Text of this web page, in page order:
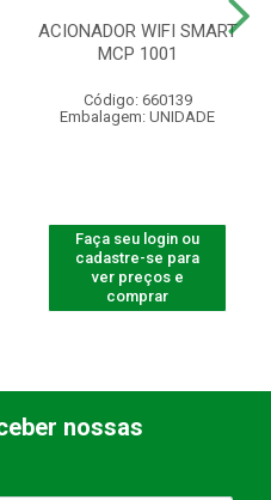
ACIONADOR WIFI SMART
MCP 1001
Código: 660139
Embalagem: UNIDADE
Faça seu login ou
cadastre-se para
ver preços e
comprar
nossas